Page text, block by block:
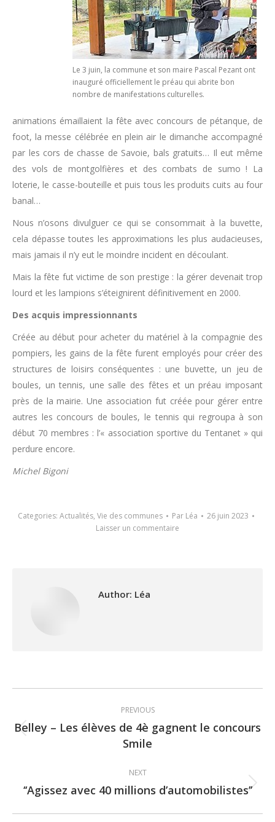
Le 3 juin, la commune et son maire Pascal Pezant ont
inauguré officiellement le préau qui abrite bon
nombre de manifestations culturelles.
animations émaillaient la fête avec concours de pétanque, de
foot, la messe célébrée en plein air le dimanche accompagné
par les cors de chasse de Savoie, bals gratuits… Il eut même
des vols de montgolfières et des combats de sumo ! La
loterie, le casse-bouteille et puis tous les produits cuits au four
banal…
Nous n’osons divulguer ce qui se consommait à la buvette,
cela dépasse toutes les approximations les plus audacieuses,
mais jamais il n’y eut le moindre incident en découlant.
Mais la fête fut victime de son prestige : la gérer devenait trop
lourd et les lampions s’éteignirent définitivement en 2000.
Des acquis impressionnants
Créée au début pour acheter du matériel à la compagnie des
pompiers, les gains de la fête furent employés pour créer des
structures de loisirs conséquentes : une buvette, un jeu de
boules, un tennis, une salle des fêtes et un préau imposant
près de la mairie. Une association fut créée pour gérer entre
autres les concours de boules, le tennis qui regroupa à son
début 70 membres : l’« association sportive du Tentanet » qui
perdure encore.
Michel Bigoni
Categories: Actualités, Vie des communes Par Léa
26 juin 2023
Laisser un commentaire
Author: Léa
navigation
PREVIOUS
Previous
post:
Belley – Les élèves de 4è gagnent le concours
Smile
NEXT
Next
‘‘Agissez avec 40 millions d’automobilistes’’